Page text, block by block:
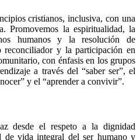
cristianos, inclusiva, con una
Promovemos la espiritualidad, la
humanos y la resolución de
y la participación en
con énfasis en los grupos
a través del “saber ser”, el
y el “aprender a convivir”.
desde el respeto a la dignidad
de vida integral del ser humano y